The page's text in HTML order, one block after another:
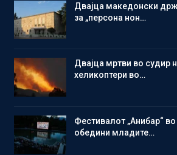
Двајца македонски
за „персона нон…
Двајца мртви во судир
хеликоптери во…
Фестивалот „Анибар“
обедини младите…